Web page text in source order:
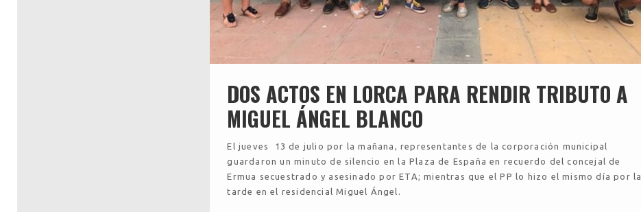
DOS ACTOS EN LORCA PARA RENDIR TRIBUTO A
MIGUEL ÁNGEL BLANCO
El jueves 13 de julio por la mañana, representantes de la corporación municipal
guardaron un minuto de silencio en la Plaza de España en recuerdo del concejal de
Ermua secuestrado y asesinado por ETA; mientras que el PP lo hizo el mismo día por la
tarde en el residencial Miguel Ángel.